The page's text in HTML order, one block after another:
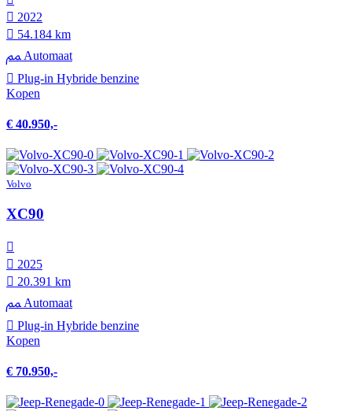
2022
54.184 km
Automaat
Plug-in Hybride benzine
Kopen
€ 40.950,-
Volvo
XC90
2025
20.391 km
Automaat
Plug-in Hybride benzine
Kopen
€ 70.950,-